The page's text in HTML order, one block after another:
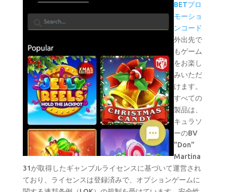
BETプロ
モーショ
ンコード
外出先で
もゲーム
をお楽し
みいただ
けます。
すべての
製品は、
キュラソ
ーのBV
"Don"
Martina
31が取得したギャンブルライセンスに基づいて運営され
ており、ライセンスは登録済みで、オプションゲームに